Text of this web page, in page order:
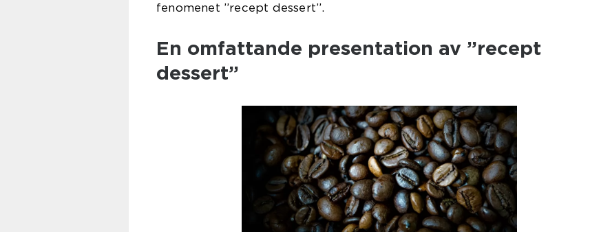
fenomenet ”recept dessert”.
En omfattande presentation av ”recept
dessert”